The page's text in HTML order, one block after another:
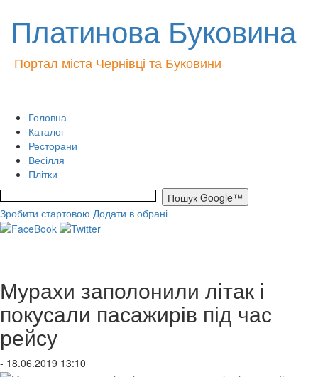
Платинова Буковина
Портал міста Чернівці та Буковини
Головна
Каталог
Ресторани
Весілля
Плітки
Зробити стартовою Додати в обрані
Мурахи заполонили літак і
покусали пасажирів під час
рейсу
- 18.06.2019 13:10